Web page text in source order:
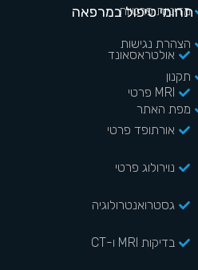
מדיניות פרטיות
הצהרת נגישות
תקנון
מפת האתר
תחומי טיפול במרפאה
אולטראסאונד
MRI פרטי
אורתופד פרטי
נוירולוג פרטי
גסטרואנטרולוגיה
בדיקות MRI ו-CT